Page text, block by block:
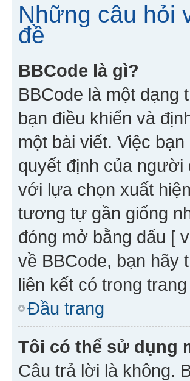
Những câu hỏi
đề
BBCode là gì?
BBCode là một dạng
bạn điều khiển và
một bài viết. Việc
quyết định của người
với lựa chọn xuất
tương tự gần giống
đóng mở bằng dấu [
về BBCode, bạn hãy
liên kết có trong
Đầu trang
Tôi có thể sử dụng
Câu trả lời là không.